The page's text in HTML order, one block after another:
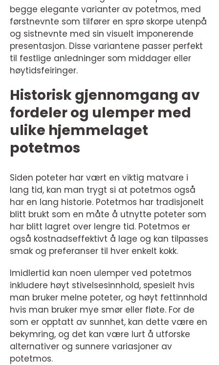
begge elegante varianter av potetmos, med
førstnevnte som tilfører en sprø skorpe utenpå
og sistnevnte med sin visuelt imponerende
presentasjon. Disse variantene passer perfekt
til festlige anledninger som middager eller
høytidsfeiringer.
Historisk gjennomgang av
fordeler og ulemper med
ulike hjemmelaget
potetmos
Siden poteter har vært en viktig matvare i
lang tid, kan man trygt si at potetmos også
har en lang historie. Potetmos har tradisjonelt
blitt brukt som en måte å utnytte poteter som
har blitt lagret over lengre tid. Potetmos er
også kostnadseffektivt å lage og kan tilpasses
smak og preferanser til hver enkelt kokk.
Imidlertid kan noen ulemper ved potetmos
inkludere høyt stivelsesinnhold, spesielt hvis
man bruker melne poteter, og høyt fettinnhold
hvis man bruker mye smør eller fløte. For de
som er opptatt av sunnhet, kan dette være en
bekymring, og det kan være lurt å utforske
alternativer og sunnere variasjoner av
potetmos.